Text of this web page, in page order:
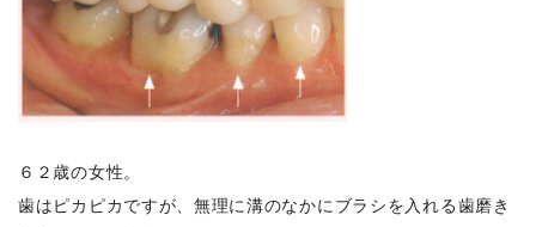
６２歳の女性。
歯はピカピカですが、無理に溝のなかにブラシを入れる歯磨き